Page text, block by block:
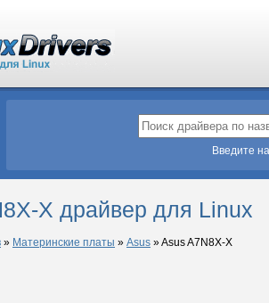
Введите
X драйвер для Linux
» Материнские платы » Asus »Asus A7N8X-X